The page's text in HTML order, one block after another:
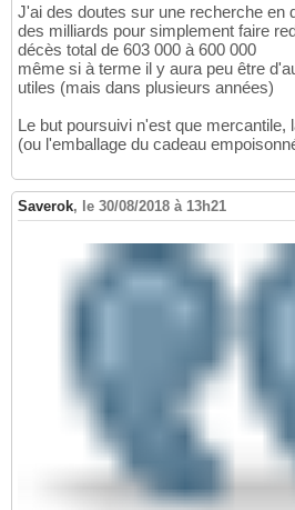
J'ai des doutes sur une recherche en
des milliards pour simplement faire
décès total de 603 000 à 600 000
même si à terme il y aura peu être
utiles (mais dans plusieurs années)
Le but poursuivi n'est que mercantile,
(ou l'emballage du cadeau
Saverok, le 30/08/2018 à 13h21